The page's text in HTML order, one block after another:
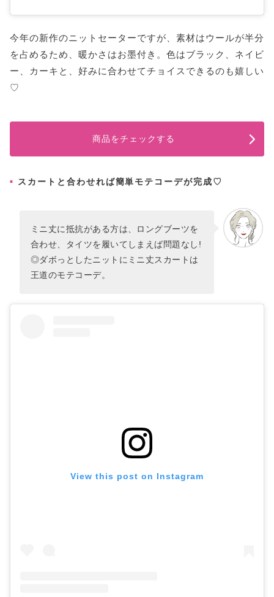
今年の新作のニットセーターですが、素材はウールが半分
を占めるため、暖かさはお墨付き。色はブラック、ネイビ
ー、カーキと、好みに合わせてチョイスできるのも嬉しい
♡
商品をチェックする
スカートと合わせれば簡単モテコーデが完成♡
ミニ丈に抵抗がある方は、ロングブーツを
合わせ、タイツを履いてしまえば問題なし!
◎ダボっとしたニットにミニ丈スカートは
王道のモテコーデ。
View this post on Instagram